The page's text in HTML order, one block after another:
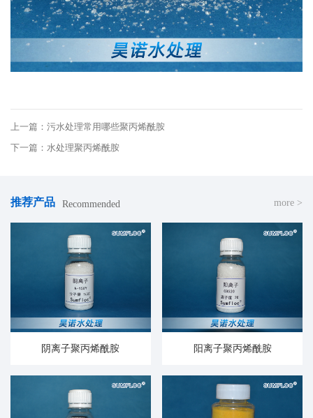
上一篇：污水处理常用哪些聚丙烯酰胺
下一篇：水处理聚丙烯酰胺
推荐产品 Recommended more >
阴离子聚丙烯酰胺 阳离子聚丙烯酰胺